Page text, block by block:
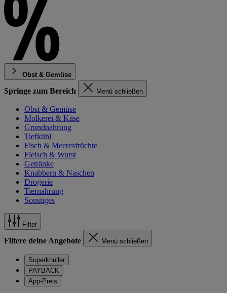
Obst & Gemüse
Springe zum Bereich Menü schließen
Obst & Gemüse
Molkerei & Käse
Grundnahrung
Tiefkühl
Fisch & Meeresfrüchte
Fleisch & Wurst
Getränke
Knabbern & Naschen
Drogerie
Tiernahrung
Sonstiges
Filter
Filtere deine Angebote Menü schließen
Superknüller
PAYBACK
App-Preis